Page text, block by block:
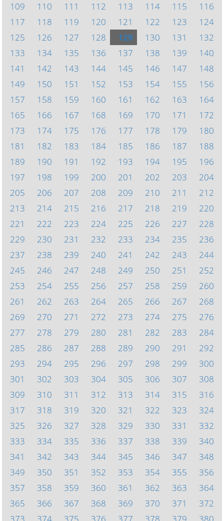
109
110 111 112 113 114 115
116
117
118 119 120 121 122 123
124
125
126 127 128 129 130 131
132
133
134 135 136 137 138 139
140
141
142 143 144 145 146 147
148
149
150 151 152 153 154 155
156
157
158 159 160 161 162 163
164
165
166 167 168 169 170 171
172
173
174 175 176 177 178 179
180
181
182 183 184 185 186 187
188
189
190 191 192 193 194 195
196
197
198 199 200 201 202 203
204
205
206 207 208 209 210 211
212
213
214 215 216 217 218 219
220
221
222 223 224 225 226 227
228
229
230 231 232 233 234 235
236
237
238 239 240 241 242 243
244
245
246 247 248 249 250 251
252
253
254 255 256 257 258 259
260
261
262 263 264 265 266 267
268
269
270 271 272 273 274 275
276
277
278 279 280 281 282 283
284
285
286 287 288 289 290 291
292
293
294 295 296 297 298 299
300
301
302 303 304 305 306 307
308
309
310 311 312 313 314 315
316
317
318 319 320 321 322 323
324
325
326 327 328 329 330 331
332
333
334 335 336 337 338 339
340
341
342 343 344 345 346 347
348
349
350 351 352 353 354 355
356
357
358 359 360 361 362 363
364
365
366 367 368 369 370 371
372